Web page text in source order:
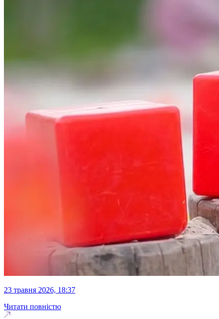
23 травня 2026, 18:37
Читати повністю